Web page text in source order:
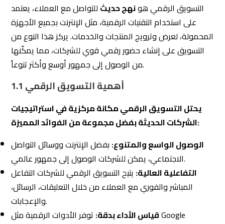
التسويق الرقمي هونهج حديث للتواصل مع العملاء، يعتمد
على استخدام التقنيات الرقمية، مثل الإنترنت بجميع الأجهزة
المحمولة، لعرض وترويج المنتجات والخدمات. يركز هذا النوع من
التسويق على إنشاء حضور رقمي قوي للشركات، مما يمكّنها
من الوصول إلى جمهور أوسع وأكثر تنوعاً.
1.1 أهمية التسويق الرقمي
يحتل التسويق الرقمي مكانة مركزية في استراتيجيات
الشركات الحديثة بفضل مجموعة من الفوائد المميزة:
الوصول الواسع والمتنوع: بفضل الإنترنت ووسائل التواصل
الاجتماعي، يمكن للشركات الوصول إلى جمهور عالمي.
التفاعلية العالية: يتيح التسويق الرقمي للشركات التفاعل
المباشر والفوري مع العملاء من خلال التعليقات، الرسائل،
والإعجابات.
قياس الأداء بدقة: توفر الأدوات الرقمية مثل Google